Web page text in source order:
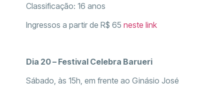
Classificação: 16 anos
Ingressos a partir de R$ 65 neste link
Dia 20 – Festival Celebra Barueri
Sábado, às 15h, em frente ao Ginásio José